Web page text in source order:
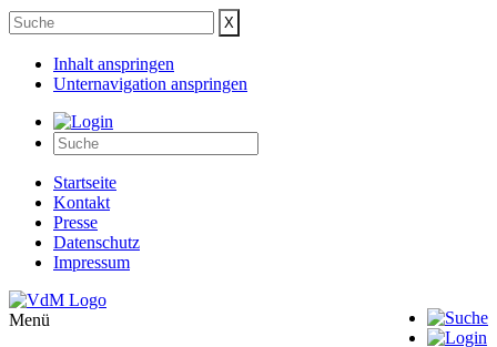
Inhalt anspringen
Unternavigation anspringen
Startseite
Kontakt
Presse
Datenschutz
Impressum
Menü